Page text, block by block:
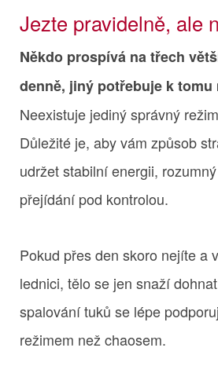
Jezte pravidelně, ale
Někdo prospívá na třech
denně, jiný potřebuje k
Neexistuje jediný správný
Důležité je, aby vám způsob
udržet stabilní energii,
přejídání pod kontrolou.
Pokud přes den skoro nejíte a
lednici, tělo se jen snaží
spalování tuků se lépe
režimem než chaosem.